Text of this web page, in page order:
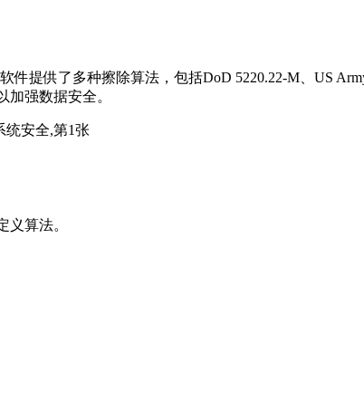
提供了多种擦除算法，包括DoD 5220.22-M、US
强数据安全。
义算法。